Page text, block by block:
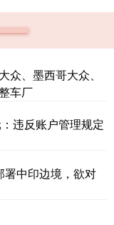
、墨西哥大众、
车厂
违反账户管理规定
署中印边境，欲对